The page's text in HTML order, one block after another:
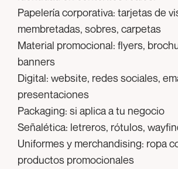
Papelería corporativa: tarjetas de
membretadas, sobres, carpetas
Material promocional: flyers,
banners
Digital: website, redes sociales,
presentaciones
Packaging: si aplica a tu negocio
Señalética: letreros, rótulos,
Uniformes y merchandising: ropa
productos promocionales